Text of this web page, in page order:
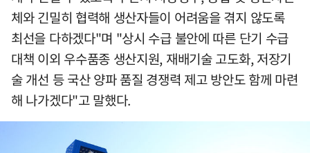
체와 긴밀히 협력해 생산자들이 어려움을 겪지 않도록
최선을 다하겠다"며 "상시 수급 불안에 따른 단기 수급
대책 이외 우수품종 생산지원, 재배기술 고도화, 저장기
술 개선 등 국산 양파 품질 경쟁력 제고 방안도 함께 마련
해 나가겠다"고 말했다.